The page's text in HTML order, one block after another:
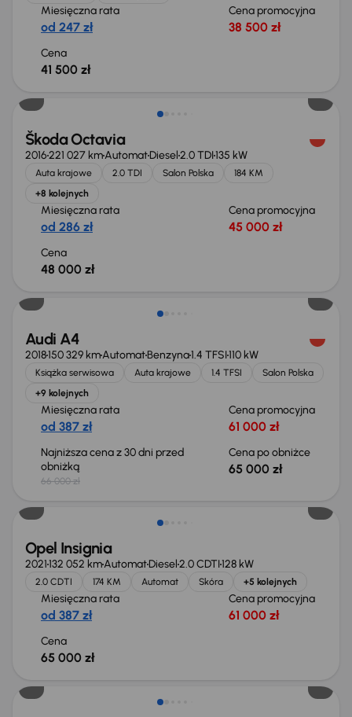
Miesięczna rata
od 247 zł
Cena promocyjna
38 500 zł
Cena
41 500 zł
Škoda Octavia
2016221 027 kmAutomatDiesel2.0 TDI135 kW
Auta krajowe 2.0 TDI Salon Polska
184 KM
+8 kolejnych
Miesięczna rata
od 286 zł
Cena promocyjna
45 000 zł
Cena
48 000 zł
Taniej o 1 000 zł
Audi A4
2018150 329 kmAutomatBenzyna1.4 TFSI110 kW
Książka serwisowa Auta krajowe 1.4 TFSI
Salon Polska
+9 kolejnych
Miesięczna rata
od 387 zł
Cena promocyjna
61 000 zł
Najniższa cena z 30 dni przed
obniżką
66 000 zł
Cena po obniżce
65 000 zł
Opel Insignia
2021132 052 kmAutomatDiesel2.0 CDTI128 kW
2.0 CDTI 174 KM Automat Skóra +5 kolejnych
Miesięczna rata
od 387 zł
Cena promocyjna
61 000 zł
Cena
65 000 zł
Taniej o 1 000 zł